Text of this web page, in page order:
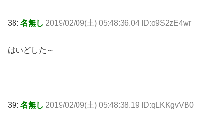
38: 名無し 2019/02/09(土) 05:48:36.04 ID:o9S2zE4wr
はいどした～
39: 名無し 2019/02/09(土) 05:48:38.19 ID:qLKKgvVB0